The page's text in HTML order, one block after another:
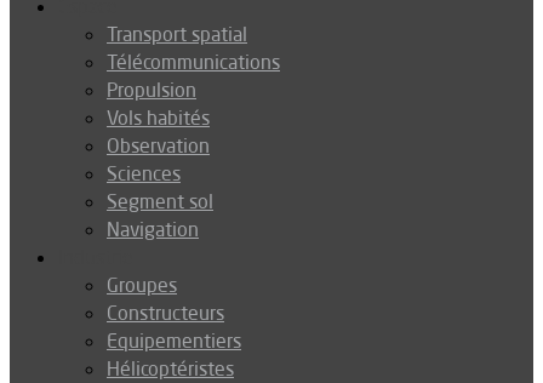
Transport spatial
Télécommunications
Propulsion
Vols habités
Observation
Sciences
Segment sol
Navigation
Groupes
Constructeurs
Equipementiers
Hélicoptéristes